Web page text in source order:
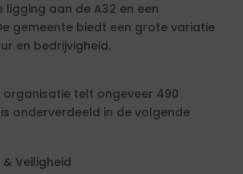
ligging aan de A32 en een
gemeente biedt een grote variatie
en bedrijvigheid.
organisatie telt ongeveer 490
onderverdeeld in de volgende
Veiligheid